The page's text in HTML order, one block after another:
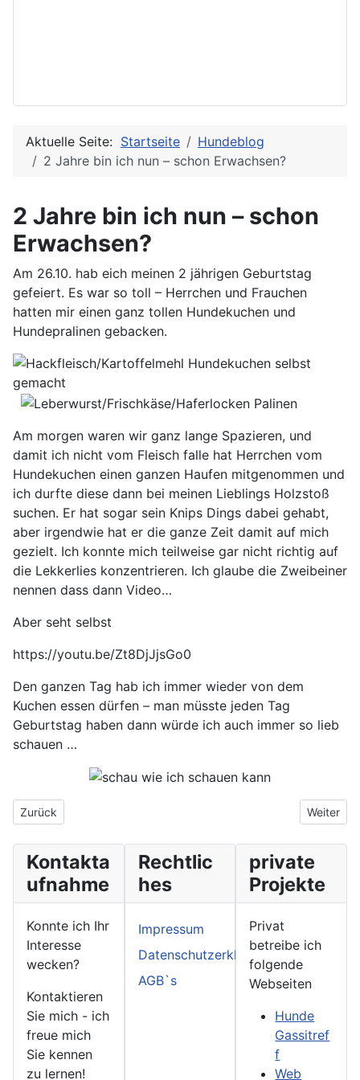
Aktuelle Seite: Startseite
Hundeblog
2 Jahre bin ich nun – schon Erwachsen?
2 Jahre bin ich nun – schon
Erwachsen?
Am 26.10. hab eich meinen 2 jährigen Geburtstag
gefeiert. Es war so toll – Herrchen und Frauchen
hatten mir einen ganz tollen Hundekuchen und
Hundepralinen gebacken.
Am morgen waren wir ganz lange Spazieren, und
damit ich nicht vom Fleisch falle hat Herrchen vom
Hundekuchen einen ganzen Haufen mitgenommen und
ich durfte diese dann bei meinen Lieblings Holzstoß
suchen. Er hat sogar sein Knips Dings dabei gehabt,
aber irgendwie hat er die ganze Zeit damit auf mich
gezielt. Ich konnte mich teilweise gar nicht richtig auf
die Lekkerlies konzentrieren. Ich glaube die Zweibeiner
nennen dass dann Video…
Aber seht selbst
https://youtu.be/Zt8DjJjsGo0
Den ganzen Tag hab ich immer wieder von dem
Kuchen essen dürfen – man müsste jeden Tag
Geburtstag haben dann würde ich auch immer so lieb
schauen …
Vorheriger Beitrag: Ganz fieses Aua …
Zurück Nächster
Weiter
Kontakta
ufnahme
Konnte ich Ihr
Interesse
wecken?
Kontaktieren
Sie mich - ich
freue mich
Sie kennen
zu lernen!
Rechtlic
hes
Impressum
Datenschutzerklärung
AGB`s
private
Projekte
Privat
betreibe ich
folgende
Webseiten
Hunde
Gassitref
f
Web